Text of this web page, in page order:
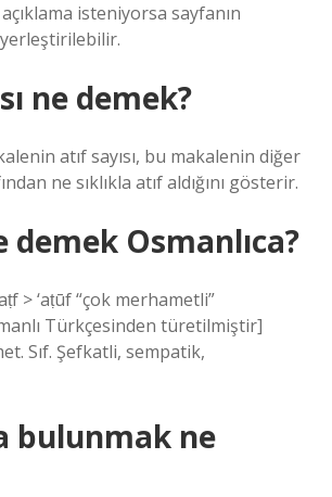
isteniyorsa sayfanın
ne demek?
atıf sayısı, bu makalenin diğer
ne sıklıkla atıf aldığını gösterir.
demek Osmanlıca?
Türkçesinden türetilmiştir]
Sıf. Şefkatli, sempatik,
bulunmak ne